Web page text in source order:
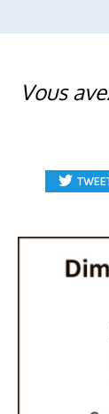
Vous